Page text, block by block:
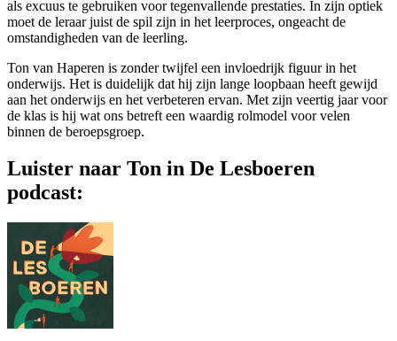
als excuus te gebruiken voor tegenvallende prestaties. In zijn optiek
moet de leraar juist de spil zijn in het leerproces, ongeacht de
omstandigheden van de leerling.
Ton van Haperen is zonder twijfel een invloedrijk figuur in het
onderwijs. Het is duidelijk dat hij zijn lange loopbaan heeft gewijd
aan het onderwijs en het verbeteren ervan. Met zijn veertig jaar voor
de klas is hij wat ons betreft een waardig rolmodel voor velen
binnen de beroepsgroep.
Luister naar Ton in De Lesboeren
podcast: